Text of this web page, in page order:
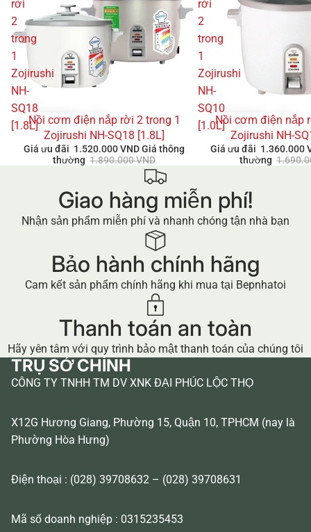
rời
2
trong
1
Zojirushi
NH-
SQ18
[1.8L]
GIẢM GIÁ
Nồi cơm điện nắp rời 2 trong 1
Zojirushi NH-SQ18 [1.8L]
Giá ưu đãi 1.520.000 VND Giá thông
thường 1.890.000 VND
rời
2
trong
1
Zojirushi
NH-
SQ10
[1.0L]
GIẢM GIÁ
Nồi cơm điện nắp
Zojirushi NH-
Giá ưu đãi 1.360.000
thường
Giao hàng miễn phí!
Nhận sản phẩm miễn phí và nhanh chóng tận nhà bạn
Bảo hành chính hãng
Cam kết sản phẩm chính hãng khi mua tại Bepnhatoi
Thanh toán an toàn
Hãy yên tâm với quy trình bảo mật thanh toán của chúng tôi
TRỤ SỞ CHÍNH
CÔNG TY TNHH TM DV XNK ĐẠI PHÚC LỘC THỌ
X12G Hương Giang, Phường 15, Quận 10, TPHCM (nay là
Phường Hòa Hưng)
Điện thoại : (028) 39708632 – (028) 39708631
Mã số doanh nghiệp : 0315235453